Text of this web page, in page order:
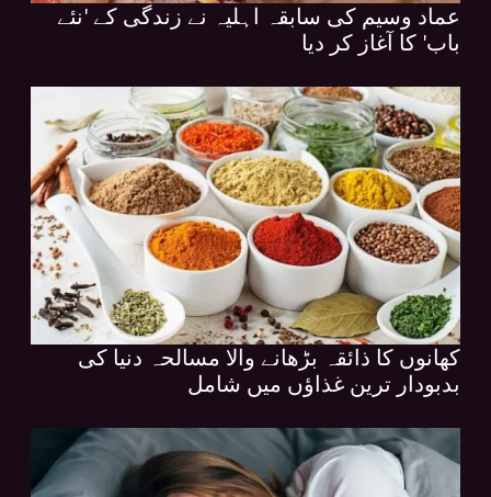
عماد وسیم کی سابقہ اہلیہ نے زندگی کے 'نئے
باب' کا آغاز کر دیا
کھانوں کا ذائقہ بڑھانے والا مسالحہ دنیا کی
بدبودار ترین غذاؤں میں شامل